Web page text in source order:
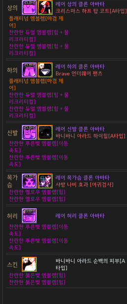
상의
레어 상의 클론 아바타
크리스마스 하프 탑 코트[A타입]
플래티넘 엠블렘[마검 제
어]
찬란한 듀얼 엠블렘[힘 + 물
리크리티컬]
찬란한 듀얼 엠블렘[힘 + 물
리크리티컬]
하의
레어 하의 클론 아바타
Brave 언더웨어 팬츠
플래티넘 엠블렘[마검 제
어]
찬란한 듀얼 엠블렘[힘 + 물
리크리티컬]
찬란한 듀얼 엠블렘[힘 + 물
리크리티컬]
신발
레어 신발 클론 아바타
바니바니 아라드 하이힐[A타입]
찬란한 푸른빛 엠블렘[이동
속도]
찬란한 푸른빛 엠블렘[이동
속도]
목가
슴
레어 목가슴 클론 아바타
샤방 나비 효과 [여귀검사]
찬란한 옐로우 엠블렘[힘]
찬란한 옐로우 엠블렘[힘]
허리 레어 허리 클론 아바타
찬란한 푸른빛 엠블렘[이동
속도]
찬란한 푸른빛 엠블렘[이동
속도]
스킨
바니바니 아라드 순백의 피부[A
타입]
찬란한 붉은빛 엠블렘[힘]
찬란한 붉은빛 엠블렘[힘]